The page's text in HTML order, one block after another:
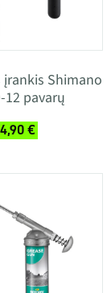
įrankis Shimano
12 pavarų
€